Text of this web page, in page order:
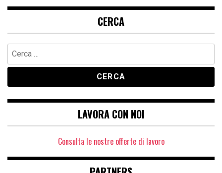
CERCA
Ricerca
per:
LAVORA CON NOI
Consulta le nostre offerte di lavoro